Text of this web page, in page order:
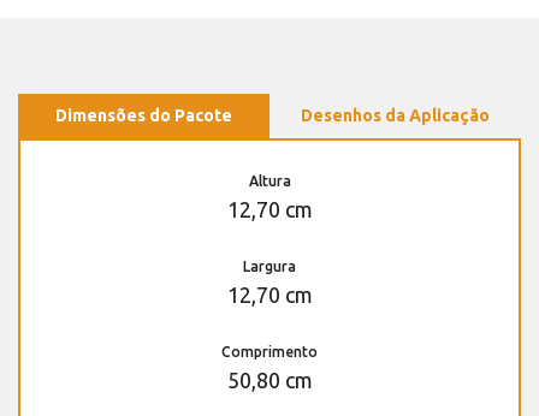
Dimensões do Pacote Desenhos da Aplicação
Altura
12,70 cm
Largura
12,70 cm
Comprimento
50,80 cm